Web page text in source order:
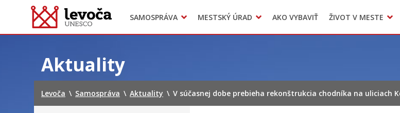
SAMOSPRÁVA
Dokumenty mesta
Transparentné mesto
MESTSKÝ ÚRAD
Projekty
Voľba hlavného
AKO VYBAVIŤ ŽIVOT V MESTE
Doprava
LIMKA
Aktuality
Levoča \ Samospráva \ Aktuality \ V súčasnej dobe prebieha rekonštrukcia chodníka na uliciach